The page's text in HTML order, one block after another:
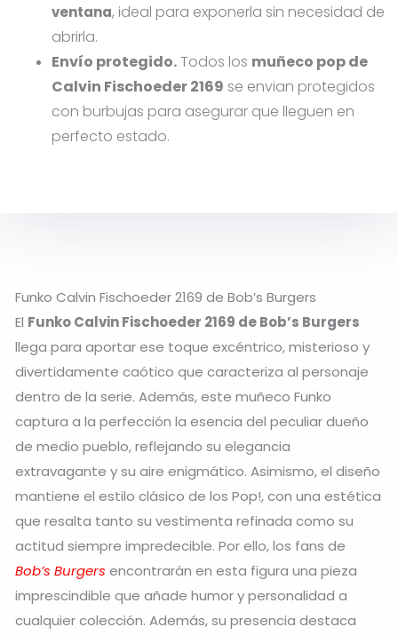
ventana, ideal para exponerla sin necesidad de
abrirla.
Envío protegido.Todos los muñeco pop de
Calvin Fischoeder 2169 se envian protegidos
con burbujas para asegurar que lleguen en
perfecto estado.
Funko Calvin Fischoeder 2169 de Bob’s Burgers
El Funko Calvin Fischoeder 2169 de Bob’s Burgers
llega para aportar ese toque excéntrico, misterioso y
divertidamente caótico que caracteriza al personaje
dentro de la serie. Además, este muñeco Funko
captura a la perfección la esencia del peculiar dueño
de medio pueblo, reflejando su elegancia
extravagante y su aire enigmático. Asimismo, el diseño
mantiene el estilo clásico de los Pop!, con una estética
que resalta tanto su vestimenta refinada como su
actitud siempre impredecible. Por ello, los fans de
Bob’s Burgers encontrarán en esta figura una pieza
imprescindible que añade humor y personalidad a
cualquier colección. Además, su presencia destaca